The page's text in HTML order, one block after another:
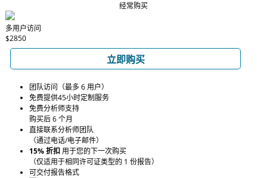
经常购买
多用户访问
$2850
立即购买
团队访问（最多 6 用户）
免费提供45小时定制服务
免费分析师支持
购买后 6 个月
直接联系分析师团队
（通过电话/电子邮件）
15% 折扣用于您的下一次购买
（仅适用于相同许可证类型的 1 份报告）
可交付报告格式